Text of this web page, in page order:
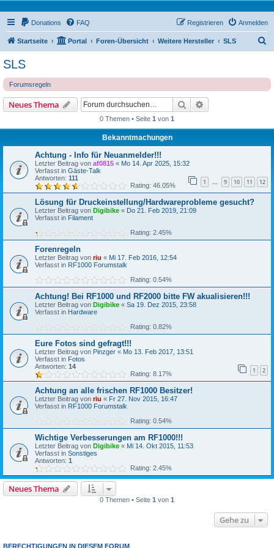
Donations FAQ Anmelden
Registrieren
Startseite Portal Foren-Übersicht Weitere Hersteller SLS
SLS
Forumsregeln
Neues Thema Suche
0 Themen • Seite 1 von 1
Bekanntmachungen
Achtung - Info für Neuanmelder!!!
Letzter Beitrag von af0815 « Mo 14. Apr 2025, 15:32
Verfasst in Gäste-Talk
Antworten: 111 1 … 9 10 11 12
Rating: 46.05%
Lösung für Druckeinstellung/Hardwareprobleme gesucht?
Letzter Beitrag von Digibike « Do 21. Feb 2019, 21:09
Verfasst in Filament
Rating: 2.45%
Forenregeln
Letzter Beitrag von riu « Mi 17. Feb 2016, 12:54
Verfasst in RF1000 Forumstalk
Rating: 0.54%
Achtung! Bei RF1000 und RF2000 bitte FW akualisieren!!!
Letzter Beitrag von Digibike « Sa 19. Dez 2015, 23:58
Verfasst in Hardware
Rating: 0.82%
Eure Fotos sind gefragt!!!
Letzter Beitrag von Pinzger « Mo 13. Feb 2017, 13:51
Verfasst in Fotos
Antworten: 14 1 2
Rating: 8.17%
Achtung an alle frischen RF1000 Besitzer!
Letzter Beitrag von riu « Fr 27. Nov 2015, 16:47
Verfasst in RF1000 Forumstalk
Rating: 0.54%
Wichtige Verbesserungen am RF1000!!!
Letzter Beitrag von Digibike « Mi 14. Okt 2015, 11:53
Verfasst in Sonstiges
Antworten: 1
Rating: 2.45%
Neues Thema
0 Themen • Seite 1 von 1
Gehe zu
BERECHTIGUNGEN IN DIESEM FORUM